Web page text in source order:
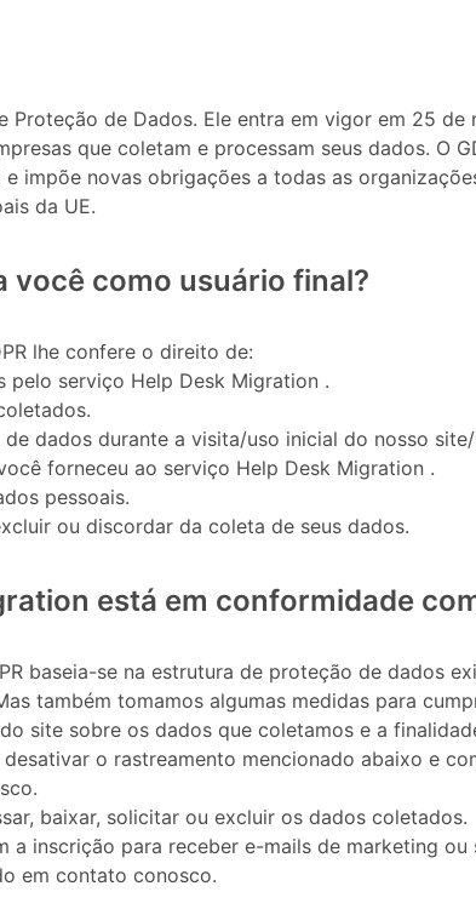
Proteção de Dados. Ele entra em vigor em 25
que coletam e processam seus dados. O
impõe novas obrigações a todas as
da UE.
você como usuário final?
lhe confere o direito de:
pelo serviço Help Desk Migration .
dados durante a visita/uso inicial do nosso
forneceu ao serviço Help Desk Migration .
pessoais.
ou discordar da coleta de seus dados.
está em conformidade
baseia-se na estrutura de proteção de dados
também tomamos algumas medidas para
site sobre os dados que coletamos e a
o rastreamento mencionado abaixo e
baixar, solicitar ou excluir os dados coletados.
a inscrição para receber e-mails de marketing
em contato conosco.